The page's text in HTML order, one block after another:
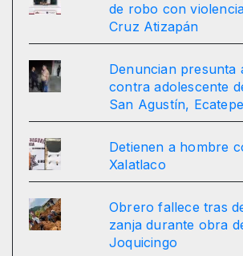
de robo con
Cruz Atizapán
Denuncian presunta
contra adolescente
San Agustín,
Detienen a hombre
Xalatlaco
Obrero fallece tras
zanja durante obra
Joquicingo